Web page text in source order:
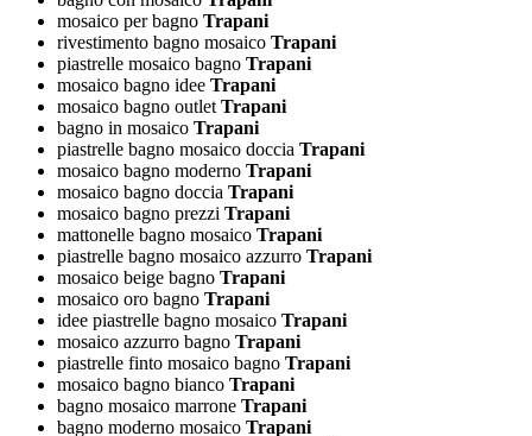
mosaico per bagno Trapani
rivestimento bagno mosaico Trapani
piastrelle mosaico bagno Trapani
mosaico bagno idee Trapani
mosaico bagno outletTrapani
bagno in mosaico Trapani
piastrelle bagno mosaico doccia Trapani
mosaico bagno moderno Trapani
mosaico bagno doccia Trapani
mosaico bagno prezzi Trapani
mattonelle bagno mosaico Trapani
piastrelle bagno mosaico azzurro Trapani
mosaico beige bagno Trapani
mosaico oro bagno Trapani
idee piastrelle bagno mosaico Trapani
mosaico azzurro bagno Trapani
piastrelle finto mosaico bagno Trapani
mosaico bagno bianco Trapani
bagno mosaico marrone Trapani
bagno moderno mosaico Trapani